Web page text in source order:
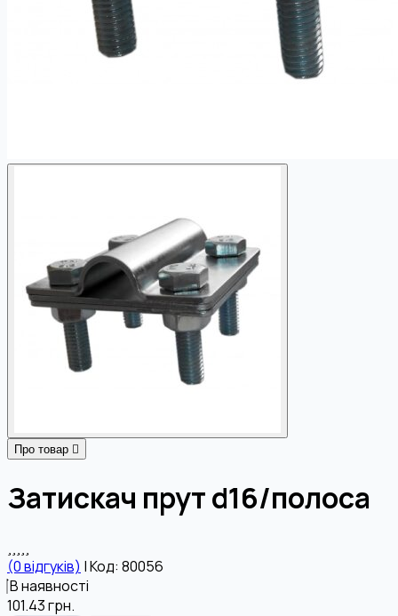
Про товар
Затискач прут d16/полоса
(0 відгуків) |Код: 80056
В наявності
101.43грн.